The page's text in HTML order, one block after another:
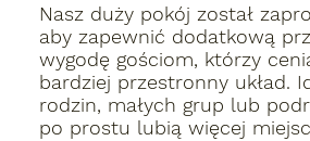
Nasz duży pokój został
aby zapewnić dodatkową
wygodę gościom, którzy
bardziej przestronny układ.
rodzin, małych grup lub
po prostu lubią więcej